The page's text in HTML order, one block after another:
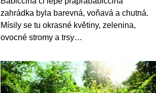
zahrádka byla barevná, voňavá a chutná.
Mísily se tu okrasné květiny, zelenina,
ovocné stromy a trsy…